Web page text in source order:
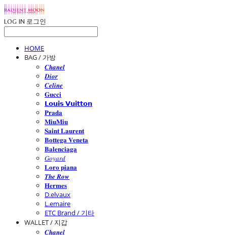
LOG IN 로그인
HOME
BAG / 가방
𝑪𝒉𝒂𝒏𝒆𝒍
𝑫𝒊𝒐𝒓
𝑪𝒆𝒍𝒊𝒏𝒆
𝐆𝐮𝐜𝐜𝐢
𝗟𝗼𝘂𝗶𝘀 𝗩𝘂𝗶𝘁𝘁𝗼𝗻
𝐏𝐫𝐚𝐝𝐚
𝐌𝐢𝐮𝐌𝐢𝐮
𝐒𝐚𝐢𝐧𝐭 𝐋𝐚𝐮𝐫𝐞𝐧𝐭
𝐁𝐨𝐭𝐭𝐞𝐠𝐚 𝐕𝐞𝐧𝐞𝐭𝐚
𝐁𝐚𝐥𝐞𝐧𝐜𝐢𝐚𝐠𝐚
𝐺𝑜𝑦𝑎𝑟𝑑
𝐋𝐨𝐫𝐨 𝐩𝐢𝐚𝐧𝐚
𝑻𝒉𝒆 𝑹𝒐𝒘
𝐇𝐞𝐫𝐦𝐞𝐬
D.elvaux
L.emaire
ETC Brand / 기타
WALLET / 지갑
𝑪𝒉𝒂𝒏𝒆𝒍